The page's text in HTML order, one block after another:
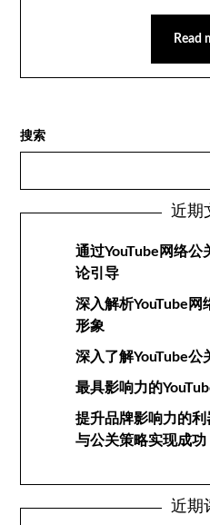
Read
搜索
近期
通过YouTube网络
论引导
深入解析YouTube
形象
深入了解YouTube
最具影响力的
提升品牌影响力的利
与公关策略实现成功
近期